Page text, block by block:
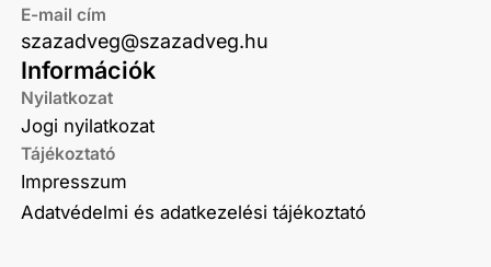
Információk
Nyilatkozat
Jogi nyilatkozat
Tájékoztató
Impresszum
Adatvédelmi és adatkezelési tájékoztató
E-mail cím
szazadveg@szazadveg.hu